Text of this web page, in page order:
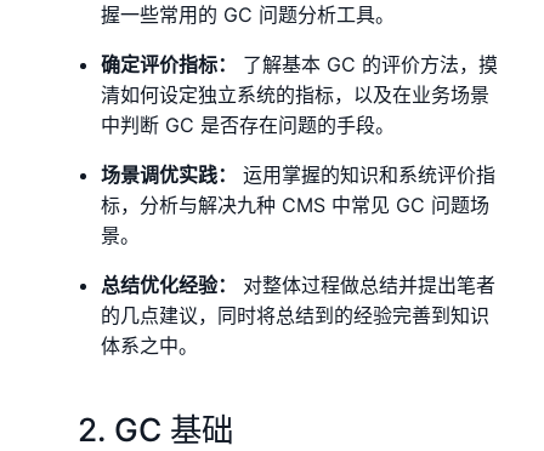
握一些常用的 GC 问题分析工具。
确定评价指标：
了解基本 GC 的评价方法，摸
清如何设定独立系统的指标，以及在业务场景
中判断 GC 是否存在问题的手段。
场景调优实践：
运用掌握的知识和系统评价指
标，分析与解决九种 CMS 中常见 GC 问题场
景。
总结优化经验：
对整体过程做总结并提出笔者
的几点建议，同时将总结到的经验完善到知识
体系之中。
2. GC 基础